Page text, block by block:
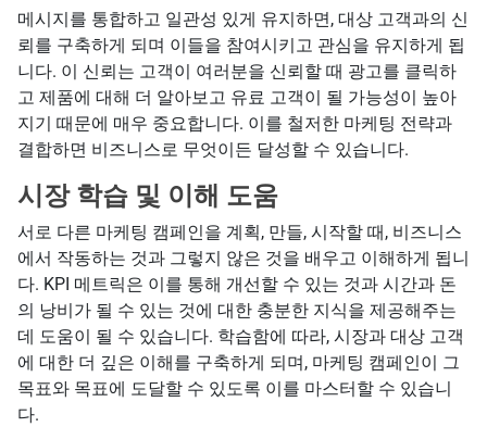
메시지를 통합하고 일관성 있게 유지하면, 대상 고객과의 신
뢰를 구축하게 되며 이들을 참여시키고 관심을 유지하게 됩
니다. 이 신뢰는 고객이 여러분을 신뢰할 때 광고를 클릭하
고 제품에 대해 더 알아보고 유료 고객이 될 가능성이 높아
지기 때문에 매우 중요합니다. 이를 철저한 마케팅 전략과
결합하면 비즈니스로 무엇이든 달성할 수 있습니다.
시장 학습 및 이해 도움
서로 다른 마케팅 캠페인을 계획, 만들, 시작할 때, 비즈니스
에서 작동하는 것과 그렇지 않은 것을 배우고 이해하게 됩니
다. KPI 메트릭은 이를 통해 개선할 수 있는 것과 시간과 돈
의 낭비가 될 수 있는 것에 대한 충분한 지식을 제공해주는
데 도움이 될 수 있습니다. 학습함에 따라, 시장과 대상 고객
에 대한 더 깊은 이해를 구축하게 되며, 마케팅 캠페인이 그
목표와 목표에 도달할 수 있도록 이를 마스터할 수 있습니
다.